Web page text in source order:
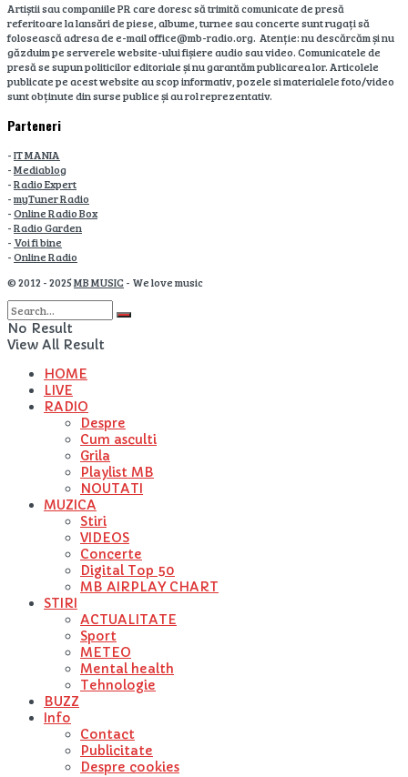
Artiștii sau companiile PR care doresc să trimită comunicate de presă
referitoare la lansări de piese, albume, turnee sau concerte sunt rugați să
folosească adresa de e-mail office@mb-radio.org. Atenție: nu descărcăm și nu
găzduim pe serverele website-ului fișiere audio sau video. Comunicatele de
presă se supun politicilor editoriale și nu garantăm publicarea lor. Articolele
publicate pe acest website au scop informativ, pozele si materialele foto/video
sunt obținute din surse publice și au rol reprezentativ.
Parteneri
-IT MANIA
-Mediablog
-Radio Expert
-myTuner Radio
-Online Radio Box
-Radio Garden
- Voi fi bine
-Online Radio
© 2012 - 2025MB MUSIC- We love music
No Result
View All Result
HOME
LIVE
RADIO
Despre
Cum asculti
Grila
Playlist MB
NOUTATI
MUZICA
Stiri
VIDEOS
Concerte
Digital Top 50
MB AIRPLAY CHART
STIRI
ACTUALITATE
Sport
METEO
Mental health
Tehnologie
BUZZ
Info
Contact
Publicitate
Despre cookies